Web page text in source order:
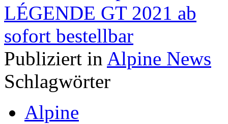
Publiziert in Alpine News
Schlagwörter
Alpine